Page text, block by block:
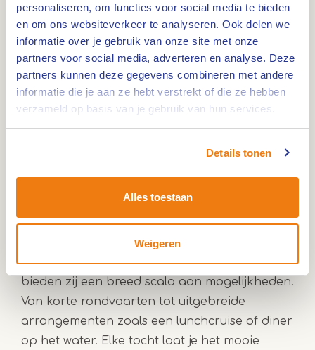
personaliseren, om functies voor social media te bieden
en om ons websiteverkeer te analyseren. Ook delen we
informatie over je gebruik van onze site met onze
partners voor social media, adverteren en analyse. Deze
partners kunnen deze gegevens combineren met andere
informatie die je aan ze hebt verstrekt of die ze hebben
verzameld op basis van je gebruik van hun services.
Details tonen
Alles toestaan
Weigeren
Rondvaart Roermond
07 nov
Varen en samen beleven
De rederijen in Hart van Limburg nemen je
mee op een ontspannen tocht over de
Maasplassen. Vanuit plaatsen als Roermond,
Thorn, Maastricht, Maasbracht en Wessem
bieden zij een breed scala aan mogelijkheden.
Van korte rondvaarten tot uitgebreide
arrangementen zoals een lunchcruise of diner
op het water. Elke tocht laat je het mooie